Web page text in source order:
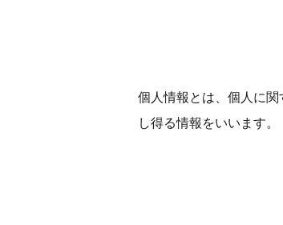
個人情報とは、個人に
し得る情報をいいます。